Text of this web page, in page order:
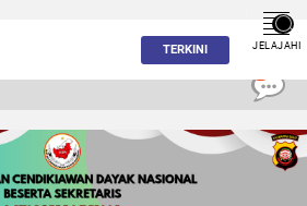
TERKINI JELAJAHI